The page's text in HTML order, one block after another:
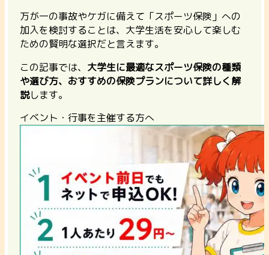
万が一の事故やケガに備えて「スポーツ保険」への
加入を検討することは、大学生活を安心して楽しむ
ための賢明な選択だと言えます。
この記事では、 大学生に最適なスポーツ保険の種類
や選び方、おすすめの保険プランについて詳しく解
説します。
イベント・行事を主催する方へ